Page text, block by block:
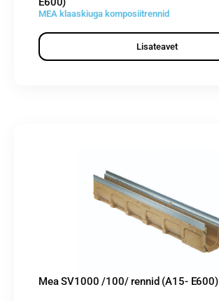
MEA klaaskiuga komposiitrennid
Lisateavet
Mea SV1000 /100/ rennid (A15- E600)